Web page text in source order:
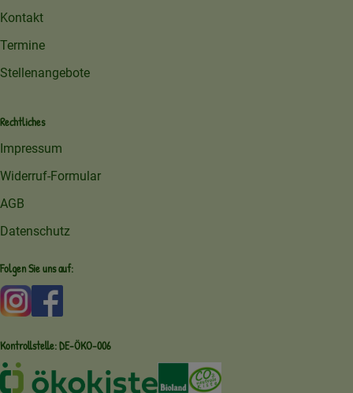
Kontakt
Termine
Stellenangebote
Rechtliches
Impressum
Widerruf-Formular
AGB
Datenschutz
Folgen Sie uns auf:
Externer Link zu https://www.instagram.com/
Kontrollstelle: DE-ÖKO-006
Externer Link zu /ueber-uns/
Externer Link zu /regionale-
Externer Link zu /